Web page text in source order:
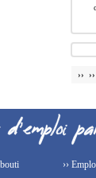
›› ››
››